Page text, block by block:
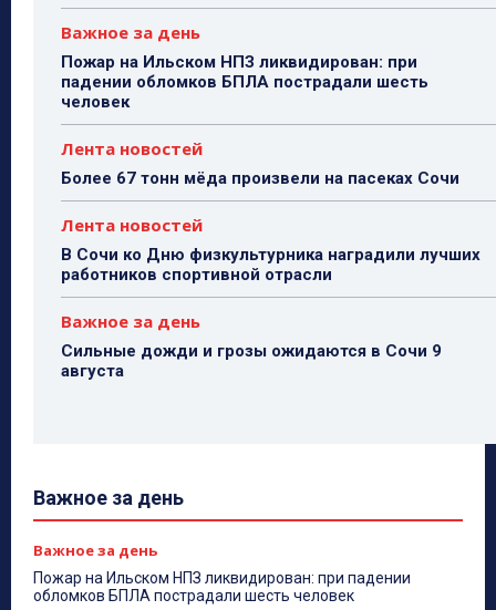
Важное за день
Пожар на Ильском НПЗ ликвидирован: при
падении обломков БПЛА пострадали шесть
человек
Лента новостей
Более 67 тонн мёда произвели на пасеках Сочи
Лента новостей
В Сочи ко Дню физкультурника наградили лучших
работников спортивной отрасли
Важное за день
Сильные дожди и грозы ожидаются в Сочи 9
августа
Важное за день
Важное за день
Пожар на Ильском НПЗ ликвидирован: при падении
обломков БПЛА пострадали шесть человек